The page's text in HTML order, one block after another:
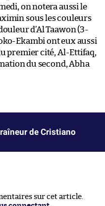
on notera aussi le
sous les couleurs
d’Al Taawon (3-
Ekambi ont eux aussi
premier cité, Al-Ettifaq,
du second, Abha
de Cristiano
sur cet article.